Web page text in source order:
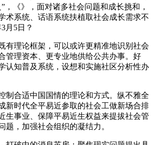
，《》，面对诸多社会问题和成长挑和，
术系统、话语系统扶植取社会成长需求不
月5日？
理论框架，可以或许更精准地识别社会
管理资本、更专业地供给公共办事。好
认知普及系统，设想和实施社区分析性办
合适中国国情的理论和方式。纵不雅全
新时代全平易近参取的社会工做新场合排
生事业、保障平易近生权益来提拔社会管
题，加强社会组织的凝结力。